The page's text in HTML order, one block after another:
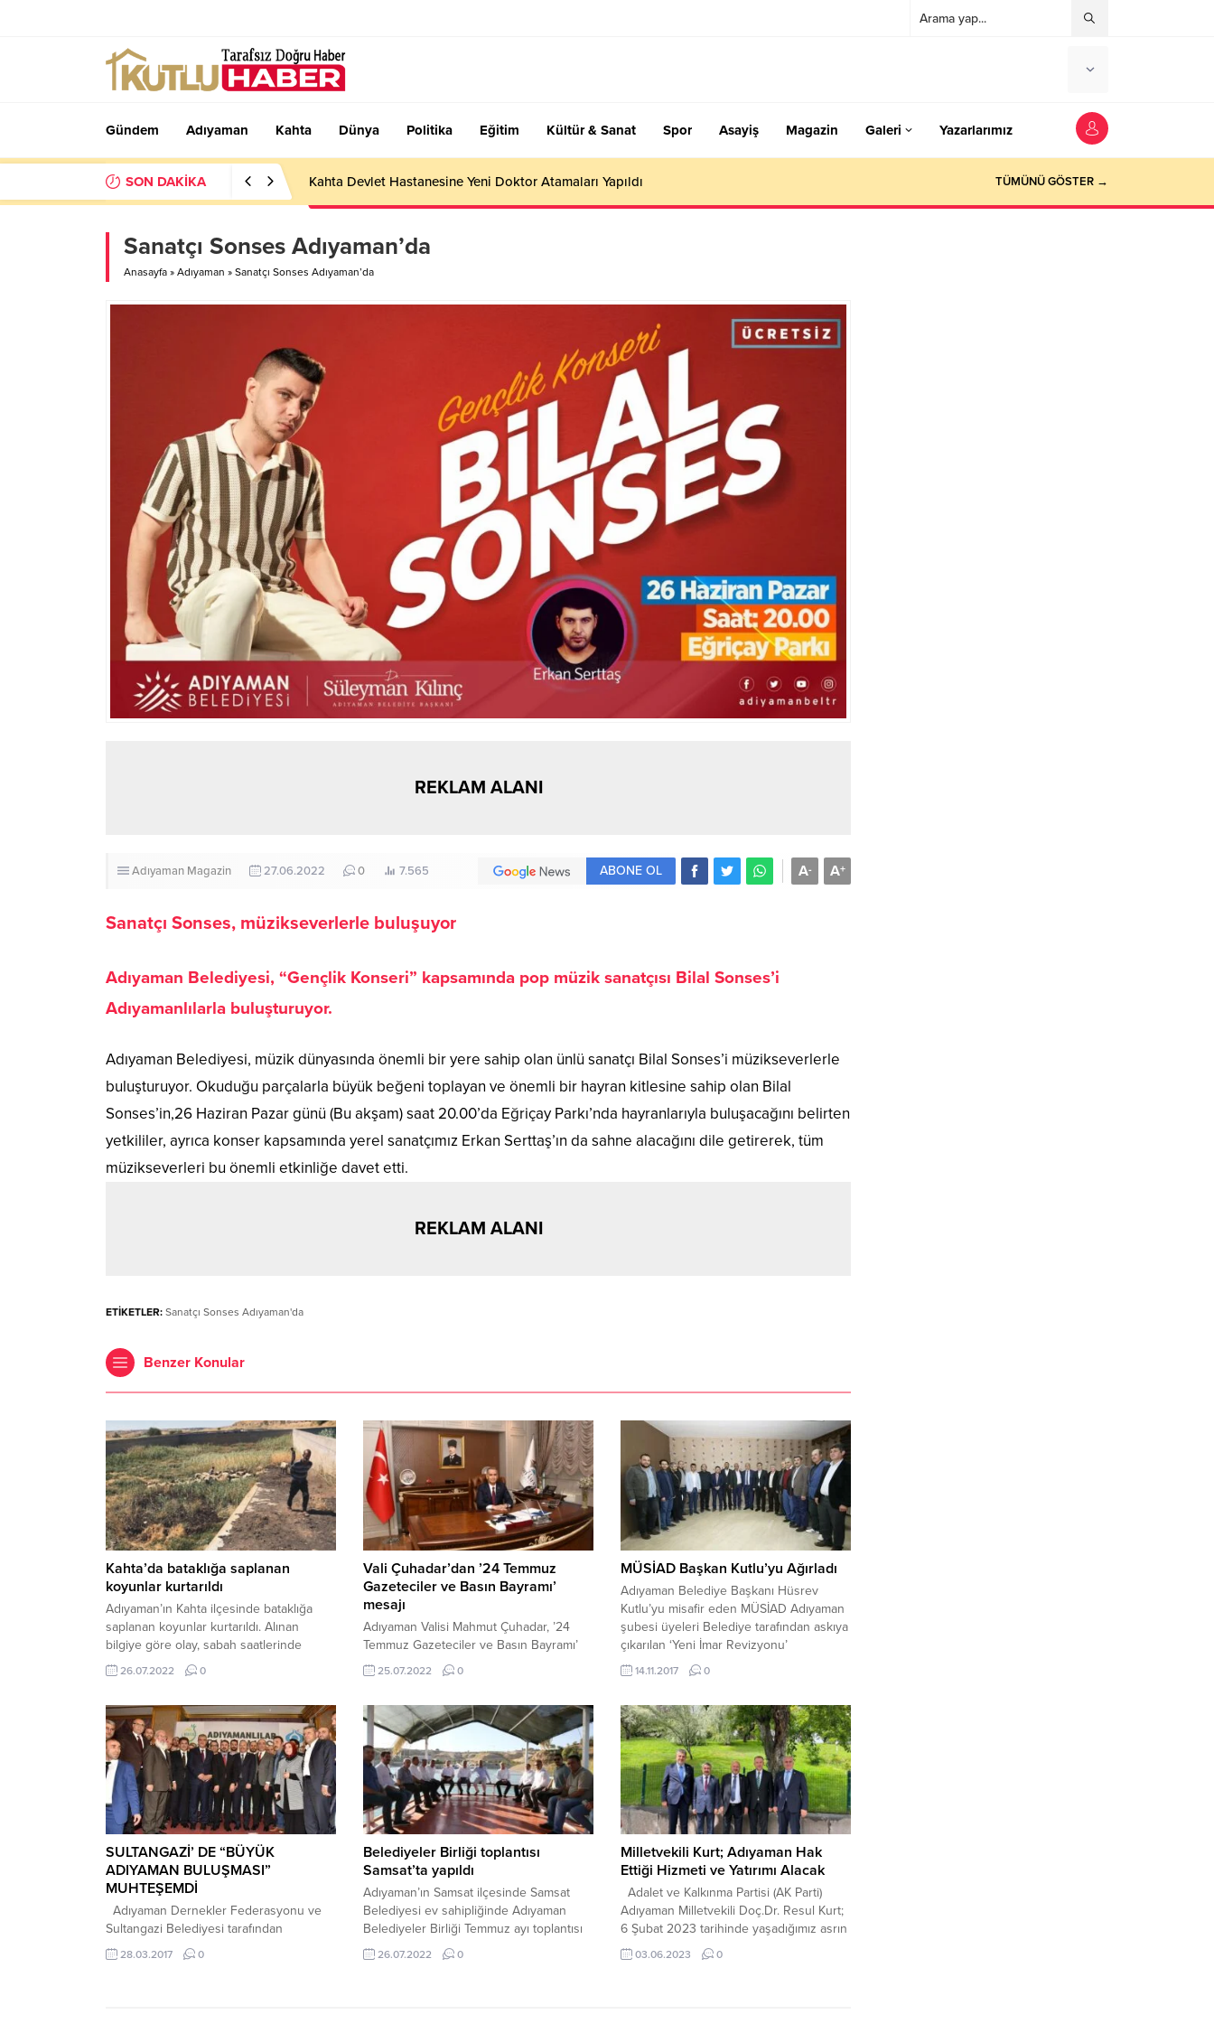
Gündem Adıyaman Kahta Dünya Politika Eğitim Kültür & Sanat Spor Asayiş Magazin Galeri Yazarlarımız
SON DAKİKA Kahta Devlet Hastanesine Yeni Doktor Atamaları Yapıldı TÜMÜNÜ GÖSTER →
Sanatçı Sonses Adıyaman’da
Anasayfa » Adıyaman » Sanatçı Sonses Adıyaman’da
REKLAM ALANI
Adıyaman Magazin 27.06.2022 0 7.565 A+
A-
ABONE OL
Sanatçı Sonses, müzikseverlerle buluşuyor
Adıyaman Belediyesi, “Gençlik Konseri” kapsamında pop müzik sanatçısı Bilal Sonses’i
Adıyamanlılarla buluşturuyor.
Adıyaman Belediyesi, müzik dünyasında önemli bir yere sahip olan ünlü sanatçı Bilal Sonses’i müzikseverlerle
buluşturuyor. Okuduğu parçalarla büyük beğeni toplayan ve önemli bir hayran kitlesine sahip olan Bilal
Sonses’in,26 Haziran Pazar günü (Bu akşam) saat 20.00’da Eğriçay Parkı’nda hayranlarıyla buluşacağını belirten
yetkililer, ayrıca konser kapsamında yerel sanatçımız Erkan Serttaş’ın da sahne alacağını dile getirerek, tüm
müzikseverleri bu önemli etkinliğe davet etti.
REKLAM ALANI
ETİKETLER: Sanatçı Sonses Adıyaman'da
Benzer Konular
Kahta’da bataklığa saplanan
koyunlar kurtarıldı
Adıyaman’ın Kahta ilçesinde bataklığa
saplanan koyunlar kurtarıldı. Alınan
bilgiye göre olay, sabah saatlerinde
Şeyhbaba Mahallesi’nde meydana geldi.
Sahibi tarafından otlanması için serbest
sesinden korkması üzerine kaçan
koyunlardan 5 tanesi bataklık alana
saplandı. Çevredekilerin ihbarı üzerine
olay yerine İtfaiye ekipleri yönlendirildi.
Olay yerine gelen itfaiye erleri ve...
26.07.2022 0
Vali Çuhadar’dan ’24 Temmuz
Gazeteciler ve Basın Bayramı’
mesajı
Adıyaman Valisi Mahmut Çuhadar, ’24
Temmuz Gazeteciler ve Basın Bayramı’
nedeniyle mesaj yayımladı. Farklı görüş
ve düşüncelerin seslendirilmesinde ve
basının önemli görevler üstlendiği bir
gerçek olduğunu belirten Vali
Çuhadar,”Türk basınında sansürün
kaldırılışının 114. yıl dönümünde basın
meslek ilkelerinden taviz vermeksizin
halkı doğru bilgilendirmek için gece
gündüz...
25.07.2022 0
MÜSİAD Başkan Kutlu’yu Ağırladı
Adıyaman Belediye Başkanı Hüsrev
Kutlu’yu misafir eden MÜSİAD Adıyaman
şubesi üyeleri Belediye tarafından askıya
çıkarılan ‘Yeni İmar Revizyonu’
konusunda görüş alışverişinde bulundu.
Adıyaman’ın sorunlarına çözüm bulma
araya gelen MÜSİAD Adıyaman şubesi
bu kez Adıyaman Belediye Başkanı
Hüsrev Kutlu ile İmar konusunu
değerlendirdi. İle katkı...
14.11.2017 0
SULTANGAZİ’ DE “BÜYÜK
ADIYAMAN BULUŞMASI”
MUHTEŞEMDİ
Adıyaman Dernekler Federasyonu ve
Sultangazi Belediyesi tarafından
düzenlenen “Büyük Adıyaman
Buluşması” nda Adıyamanlılar adeta
28.03.2017 0
Belediyeler Birliği toplantısı
Samsat’ta yapıldı
Adıyaman’ın Samsat ilçesinde Samsat
Belediyesi ev sahipliğinde Adıyaman
Belediyeler Birliği Temmuz ayı toplantısı
yapıldı. Adıyaman Belediyeler Birliği
Temmuz ayı toplantısı Samsat Belediye
26.07.2022 0
Milletvekili Kurt; Adıyaman Hak
Ettiği Hizmeti ve Yatırımı Alacak
Adalet ve Kalkınma Partisi (AK Parti)
Adıyaman Milletvekili Doç.Dr. Resul Kurt;
6 Şubat 2023 tarihinde yaşadığımız asrın
felaketinin izlerini silmek ve
Adıyaman’ımızı tekrardan hak ettiği
03.06.2023 0